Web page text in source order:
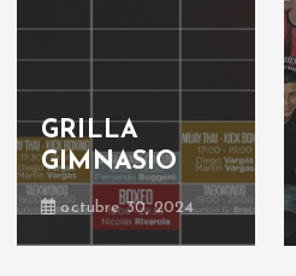
GRILLA
GIMNASIO
octubre 30, 2024